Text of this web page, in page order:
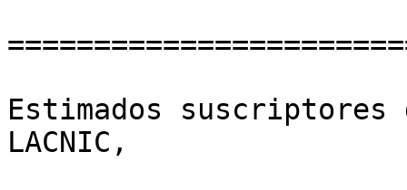
Estimados
LACNIC,